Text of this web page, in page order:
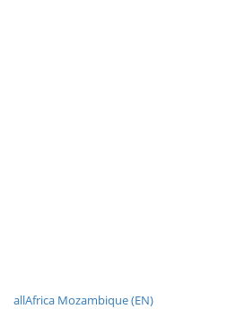
allAfrica Mozambique (EN)